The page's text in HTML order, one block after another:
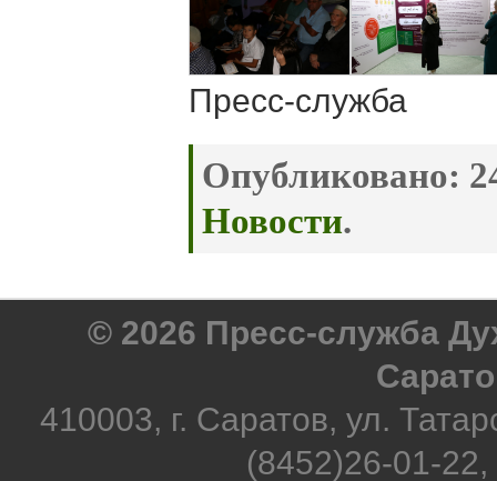
Пресс-служба
Опубликовано:
Новости.
© 2026 Пресс-служба
410003, г. Саратов, ул.
(8452)26-01-